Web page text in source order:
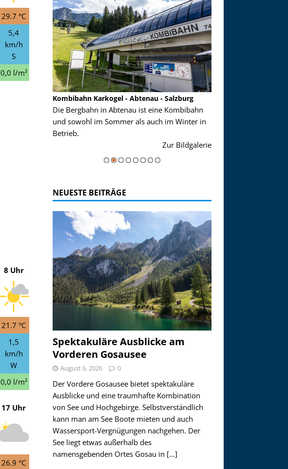
29.7 °C
5,4
km/h
S
0,0 l/m²
8 Uhr
21.7 °C
1,5
km/h
W
0,0 l/m²
17 Uhr
26.9 °C
Kombibahn Karkogel - Abtenau - Salzburg
Die Bergbahn in Abtenau ist eine Kombibahn
und sowohl im Sommer als auch im Winter in
Betrieb.
Zur Bildgaleriemajestätisch...
NEUESTE BEITRÄGE
Spektakuläre Ausblicke am
Vorderen Gosausee
August 6, 2026 0
Der Vordere Gosausee bietet spektakuläre
Ausblicke und eine traumhafte Kombination
von See und Hochgebirge. Selbstverständlich
kann man am See Boote mieten und auch
Wassersport-Vergnügungen nachgehen. Der
See liegt etwas außerhalb des
namensgebenden Ortes Gosau in […]